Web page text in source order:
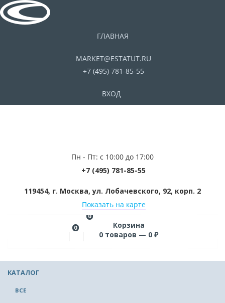
ГЛАВНАЯ
MARKET@ESTATUT.RU
+7 (495) 781-85-55
ВХОД
Пн - Пт: с 10:00 до 17:00
+7 (495) 781-85-55
119454, г. Москва, ул. Лобачевского, 92, корп. 2
Показать на карте
0
0
Корзина
0 товаров — 0 ₽
КАТАЛОГ
ВСЕ